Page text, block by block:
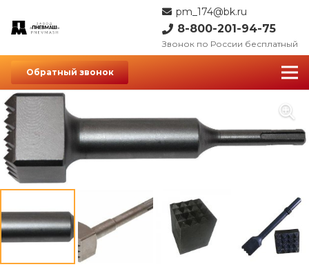
pm_174@bk.ru
8-800-201-94-75
Звонок по России бесплатный
Обратный звонок